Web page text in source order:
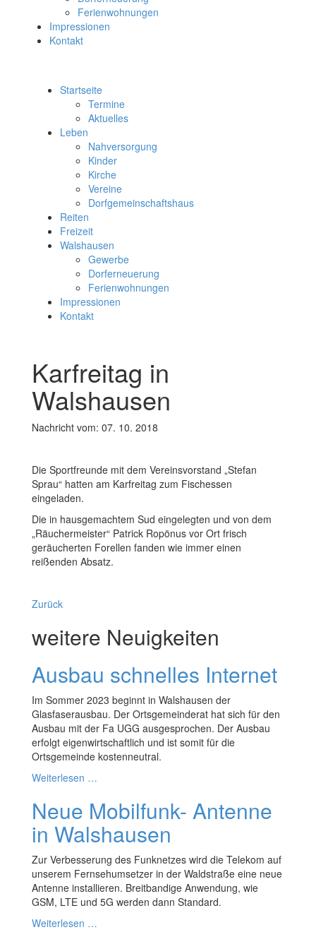
Ferienwohnungen
Impressionen
Kontakt
Startseite
Termine
Aktuelles
Leben
Nahversorgung
Kinder
Kirche
Vereine
Dorfgemeinschaftshaus
Reiten
Freizeit
Walshausen
Gewerbe
Dorferneuerung
Ferienwohnungen
Impressionen
Kontakt
Karfreitag in
Walshausen
Nachricht vom: 07. 10. 2018
Die Sportfreunde mit dem Vereinsvorstand „Stefan
Sprau“ hatten am Karfreitag zum Fischessen
eingeladen.
Die in hausgemachtem Sud eingelegten und von dem
„Räuchermeister“ Patrick Ropönus vor Ort frisch
geräucherten Forellen fanden wie immer einen
reißenden Absatz.
Zurück
weitere Neuigkeiten
Ausbau schnelles Internet
Im Sommer 2023 beginnt in Walshausen der
Glasfaserausbau. Der Ortsgemeinderat hat sich für den
Ausbau mit der Fa UGG ausgesprochen. Der Ausbau
erfolgt eigenwirtschaftlich und ist somit für die
Ortsgemeinde kostenneutral.
Weiterlesen …
Neue Mobilfunk- Antenne
in Walshausen
Zur Verbesserung des Funknetzes wird die Telekom auf
unserem Fernsehumsetzer in der Waldstraße eine neue
Antenne installieren. Breitbandige Anwendung, wie
GSM, LTE und 5G werden dann Standard.
Weiterlesen …